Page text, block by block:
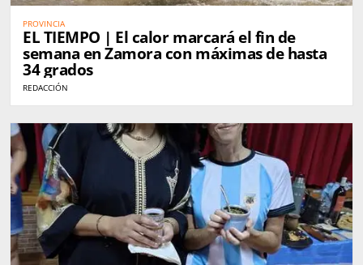
PROVINCIA
EL TIEMPO | El calor marcará el fin de
semana en Zamora con máximas de hasta
34 grados
REDACCIÓN